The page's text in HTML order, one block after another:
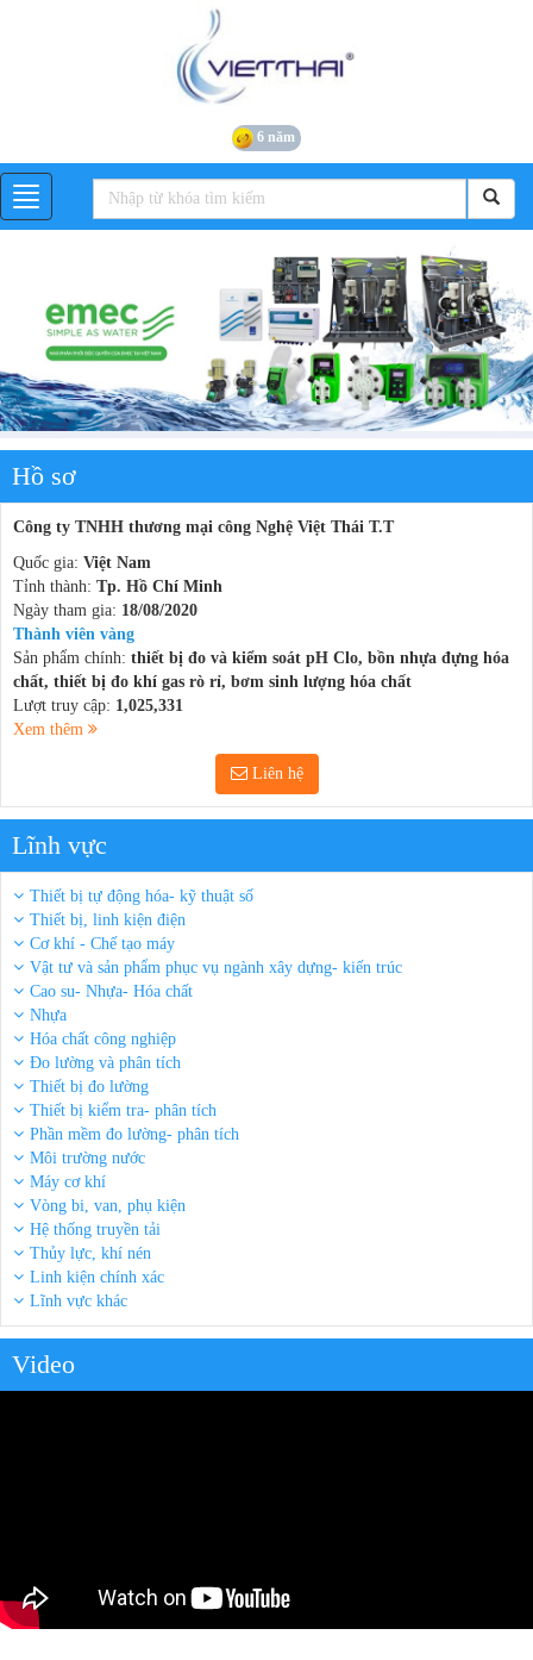
6 năm
Hồ sơ
Công ty TNHH thương mại công Nghệ Việt Thái T.T
Quốc gia: Việt Nam
Tỉnh thành: Tp. Hồ Chí Minh
Ngày tham gia: 18/08/2020
Thành viên vàng
Sản phẩm chính: thiết bị đo và kiểm soát pH Clo, bồn nhựa đựng hóa
chất, thiết bị đo khí gas rò rỉ, bơm sinh lượng hóa chất
Lượt truy cập: 1,025,331
Xem thêm
Liên hệ
Lĩnh vực
Thiết bị tự động hóa- kỹ thuật số
Thiết bị, linh kiện điện
Cơ khí - Chế tạo máy
Vật tư và sản phẩm phục vụ ngành xây dựng- kiến trúc
Cao su- Nhựa- Hóa chất
Nhựa
Hóa chất công nghiệp
Đo lường và phân tích
Thiết bị đo lường
Thiết bị kiểm tra- phân tích
Phần mềm đo lường- phân tích
Môi trường nước
Máy cơ khí
Vòng bi, van, phụ kiện
Hệ thống truyền tải
Thủy lực, khí nén
Linh kiện chính xác
Lĩnh vực khác
Video